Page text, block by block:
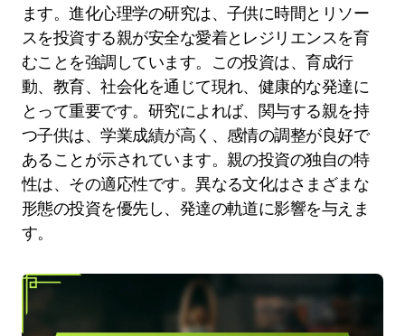
ます。進化心理学の研究は、子供に時間とリソー
スを投資する親が安全な愛着とレジリエンスを育
むことを強調しています。この投資は、育成行
動、教育、社会化を通じて現れ、健康的な発達に
とって重要です。研究によれば、関与する親を持
つ子供は、学業成績が高く、感情の調整が良好で
あることが示されています。親の投資の独自の特
性は、その適応性です。異なる文化はさまざまな
形態の投資を優先し、発達の軌道に影響を与えま
す。